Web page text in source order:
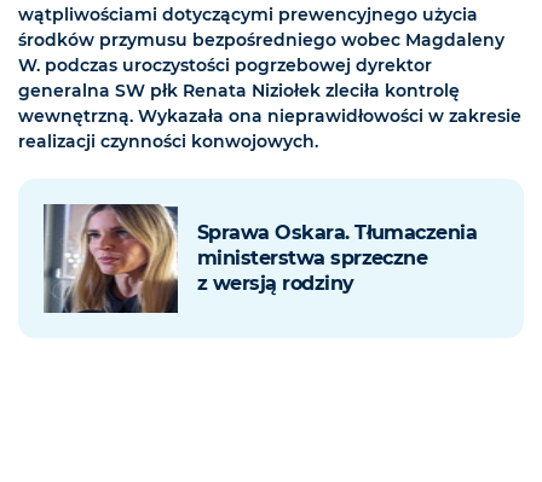
wątpliwościami dotyczącymi prewencyjnego użycia
środków przymusu bezpośredniego wobec Magdaleny
W. podczas uroczystości pogrzebowej dyrektor
generalna SW płk Renata Niziołek zleciła kontrolę
wewnętrzną. Wykazała ona nieprawidłowości w zakresie
realizacji czynności konwojowych.
Sprawa Oskara. Tłumaczenia
ministerstwa sprzeczne
z wersją rodziny